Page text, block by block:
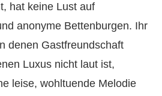
hat keine Lust auf
anonyme Bettenburgen. Ihr
denen Gastfreundschaft
Luxus nicht laut ist,
leise, wohltuende Melodie